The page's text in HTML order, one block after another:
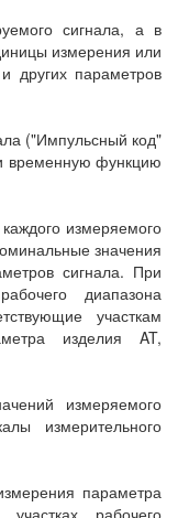
сигнала, а в
измерения или
других параметров
("Импульсный код"
временную функцию
измеряемого
значения
сигнала. При
диапазона
участкам
изделия AT,
измеряемого
измерительного
параметра
рабочего